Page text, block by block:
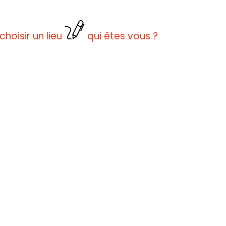
choisir un lieu qui êtes vous ?